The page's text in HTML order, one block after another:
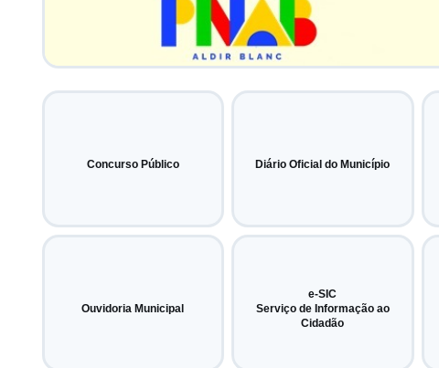
Concurso Público Diário Oficial do Município
Ouvidoria Municipal
e-SIC
Serviço de Informação ao
Cidadão